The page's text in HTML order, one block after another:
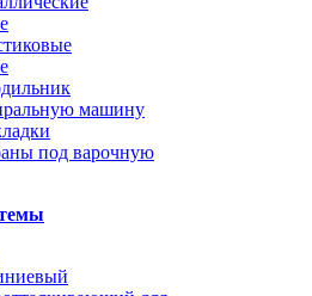
машину
под варочную